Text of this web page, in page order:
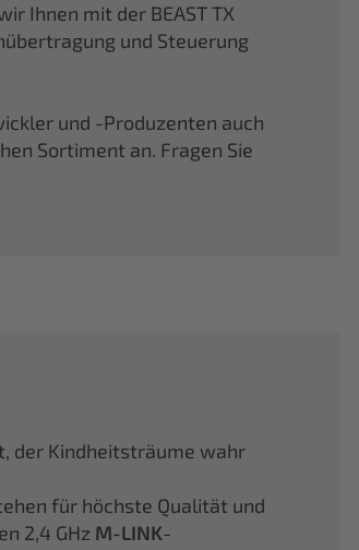
Ihnen mit der BEAST TX
und Steuerung
und -Produzenten auch
Sortiment an. Fragen Sie
der Kindheitsträume wahr
für höchste Qualität und
2,4 GHz M-LINK-